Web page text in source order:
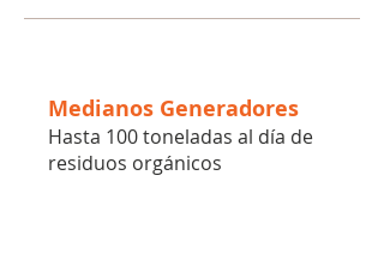
Medianos Generadores
Hasta 100 toneladas al día de
residuos orgánicos